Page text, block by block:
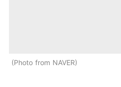
Photo from NAVER